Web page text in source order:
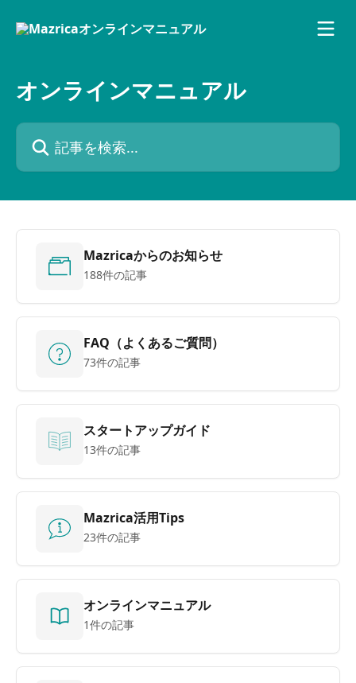
オンラインマニュアル
記事を検索...
Mazricaからのお知らせ
188件の記事
FAQ（よくあるご質問）
73件の記事
スタートアップガイド
13件の記事
Mazrica活用Tips
23件の記事
オンラインマニュアル
1件の記事